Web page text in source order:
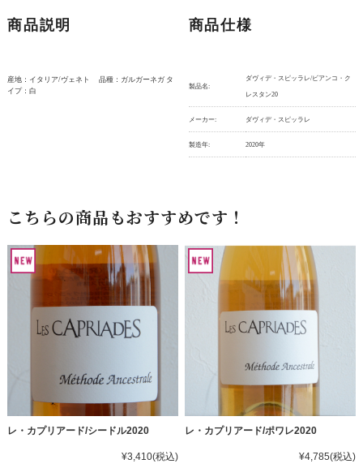
商品説明
産地：イタリア/ヴェネト 品種：ガルガーネガ タ
イプ：白
商品仕様
製品名:
ダヴィデ・スピッラレ/ビアンコ・ク
レスタン20
メーカー: ダヴィデ・スピッラレ
製造年: 2020年
こちらの商品もおすすめです！
レ・カプリアード/シードル2020
¥3,410(税込)
レ・カプリアード/ポワレ2020
¥4,785(税込)